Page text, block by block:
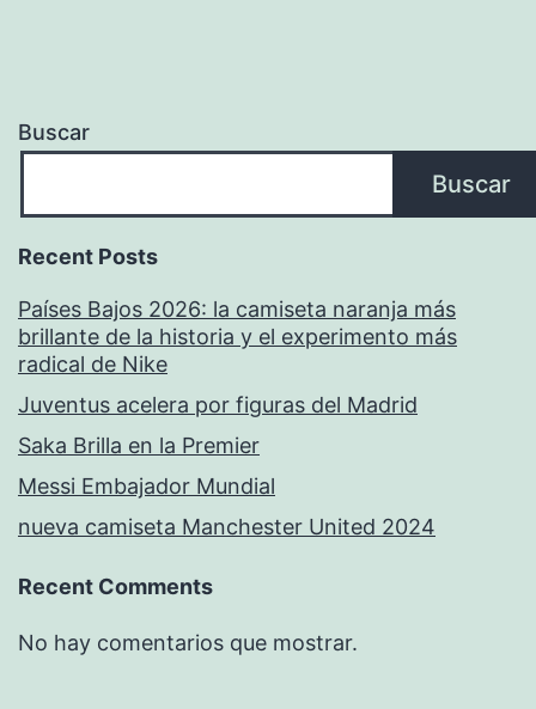
Buscar
Buscar
Recent Posts
Países Bajos 2026: la camiseta naranja más
brillante de la historia y el experimento más
radical de Nike
Juventus acelera por figuras del Madrid
Saka Brilla en la Premier
Messi Embajador Mundial
nueva camiseta Manchester United 2024
Recent Comments
No hay comentarios que mostrar.